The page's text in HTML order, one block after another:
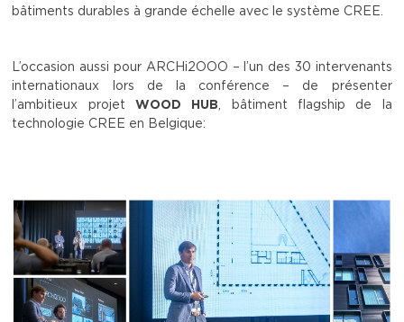
bâtiments durables à grande échelle avec le système CREE.
L’occasion aussi pour ARCHi2OOO – l’un des 30 intervenants
internationaux lors de la conférence – de présenter
l’ambitieux projet WOOD HUB
, bâtiment flagship de la
technologie CREE en Belgique: